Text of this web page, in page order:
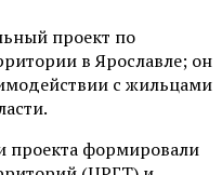
проект по
в Ярославле; он
с жильцами
проекта формировали